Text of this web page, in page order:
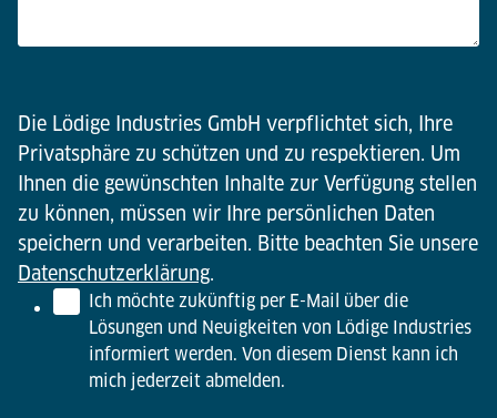
Die Lödige Industries GmbH verpflichtet sich, Ihre
Privatsphäre zu schützen und zu respektieren. Um
Ihnen die gewünschten Inhalte zur Verfügung stellen
zu können, müssen wir Ihre persönlichen Daten
speichern und verarbeiten. Bitte beachten Sie unsere
Datenschutzerklärung.
Ich möchte zukünftig per E-Mail über die
Lösungen und Neuigkeiten von Lödige Industries
informiert werden. Von diesem Dienst kann ich
mich jederzeit abmelden.